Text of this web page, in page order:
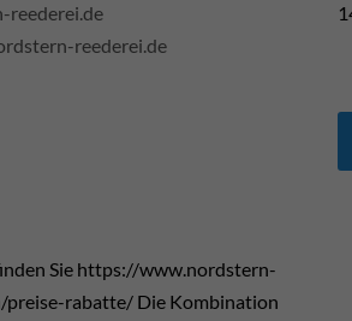
reederei.de
reederei.de
Sie https://www.nordstern-
preise-rabatte/ Die Kombination